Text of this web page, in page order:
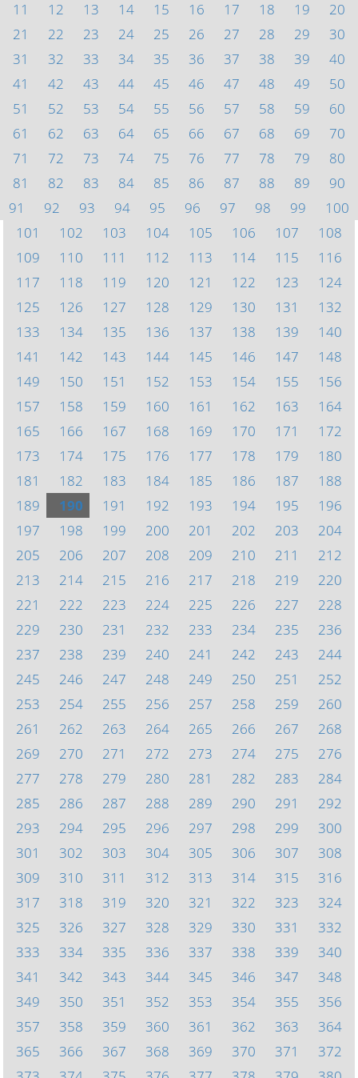
11
12 13 14 15 16 17 18 19
20
21
22 23 24 25 26 27 28 29
30
31
32 33 34 35 36 37 38 39
40
41
42 43 44 45 46 47 48 49
50
51
52 53 54 55 56 57 58 59
60
61
62 63 64 65 66 67 68 69
70
71
72 73 74 75 76 77 78 79
80
81
82 83 84 85 86 87 88 89
90
91
92 93 94 95 96 97 98 99
100
101
102 103 104 105 106 107
108
109
110 111 112 113 114 115
116
117
118 119 120 121 122 123
124
125
126 127 128 129 130 131
132
133
134 135 136 137 138 139
140
141
142 143 144 145 146 147
148
149
150 151 152 153 154 155
156
157
158 159 160 161 162 163
164
165
166 167 168 169 170 171
172
173
174 175 176 177 178 179
180
181
182 183 184 185 186 187
188
189
190 191 192 193 194 195
196
197
198 199 200 201 202 203
204
205
206 207 208 209 210 211
212
213
214 215 216 217 218 219
220
221
222 223 224 225 226 227
228
229
230 231 232 233 234 235
236
237
238 239 240 241 242 243
244
245
246 247 248 249 250 251
252
253
254 255 256 257 258 259
260
261
262 263 264 265 266 267
268
269
270 271 272 273 274 275
276
277
278 279 280 281 282 283
284
285
286 287 288 289 290 291
292
293
294 295 296 297 298 299
300
301
302 303 304 305 306 307
308
309
310 311 312 313 314 315
316
317
318 319 320 321 322 323
324
325
326 327 328 329 330 331
332
333
334 335 336 337 338 339
340
341
342 343 344 345 346 347
348
349
350 351 352 353 354 355
356
357
358 359 360 361 362 363
364
365
366 367 368 369 370 371
372